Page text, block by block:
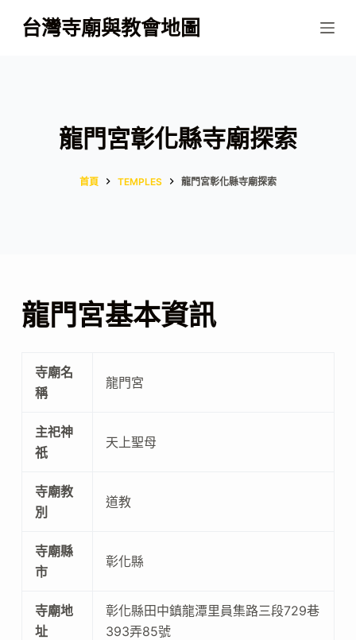
跳
至
台灣寺廟與教會地圖
龍門宮彰化縣寺廟探索
首頁 TEMPLES 龍門宮彰化縣寺廟探索
龍門宮基本資訊
寺廟名
稱
龍門宮
主祀神
祇
天上聖母
寺廟教
別
道教
寺廟縣
市
彰化縣
寺廟地
址
彰化縣田中鎮龍潭里員集路三段729巷
393弄85號